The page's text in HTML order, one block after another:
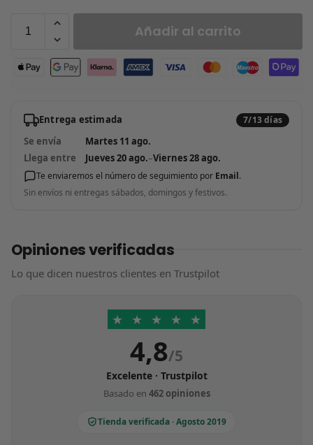
Añadir al carrito
Entrega estimada 7/13 días
Se envía
Martes 11 ago.
Llega entre
Jueves 20 ago.–Viernes 28 ago.
Te enviaremos el número de seguimiento por Email.
Sin envíos ni entregas sábados, domingos y festivos.
Opiniones verificadas
Lo que dicen nuestros clientes en Trustpilot
★ ★ ★ ★ ★
4,8/5
Excelente · Trustpilot
Basado en 462 opiniones
Tienda verificada · Agosto 2019